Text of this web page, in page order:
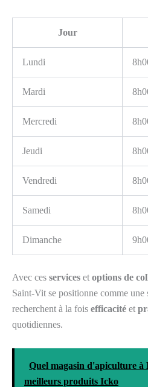
Jour
Lundi
Mardi
Mercredi
Jeudi
Vendredi
Samedi
Dimanche
Avec ces services etoptions de
Saint-Vit se positionne comme
recherchent à la fois efficacité et
quotidiennes.
Quel magasin d'apiculture à
meilleurs produits Icko